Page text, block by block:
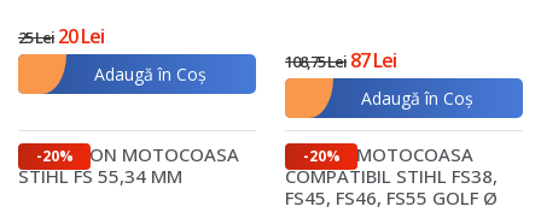
25 Lei 20 Lei
Adaugă în Coş
108,75 Lei 87 Lei
Adaugă în Coş
-20%
KIT PISTON MOTOCOASA
STIHL FS 55,34 MM
-20%
PISTON MOTOCOASA
COMPATIBIL STIHL FS38,
FS45, FS46, FS55 GOLF Ø